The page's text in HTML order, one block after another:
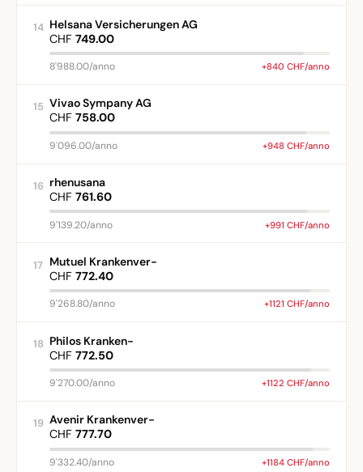
14 Helsana Versicherungen AG
CHF 749.00
8'988.00/anno +840 CHF/anno
15 Vivao Sympany AG
CHF 758.00
9'096.00/anno +948 CHF/anno
16 rhenusana
CHF 761.60
9'139.20/anno +991 CHF/anno
17 Mutuel Krankenver-
CHF 772.40
9'268.80/anno +1121 CHF/anno
18 Philos Kranken-
CHF 772.50
9'270.00/anno +1122 CHF/anno
19 Avenir Krankenver-
CHF 777.70
9'332.40/anno +1184 CHF/anno